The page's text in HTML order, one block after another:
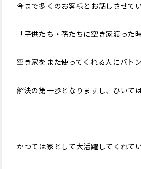
今まで多くのお客様とお話しさせて
「子供たち・孫たちに空き家渡った
空き家をまた使ってくれる人にバト
解決の第一歩となりますし、ひいて
かつては家として大活躍してくれて